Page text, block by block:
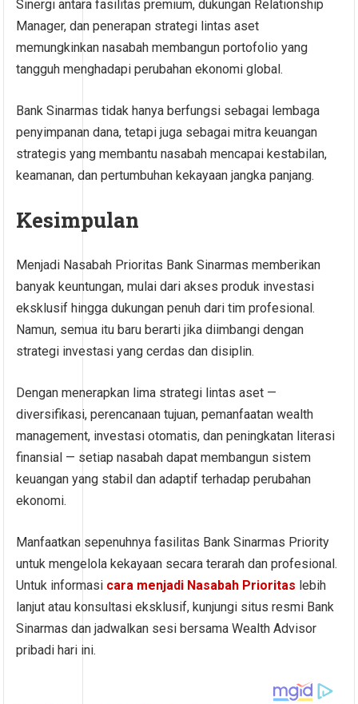
Sinergi antara fasilitas premium, dukungan Relationship
Manager, dan penerapan strategi lintas aset
memungkinkan nasabah membangun portofolio yang
tangguh menghadapi perubahan ekonomi global.
Bank Sinarmas tidak hanya berfungsi sebagai lembaga
penyimpanan dana, tetapi juga sebagai mitra keuangan
strategis yang membantu nasabah mencapai kestabilan,
keamanan, dan pertumbuhan kekayaan jangka panjang.
Kesimpulan
Menjadi Nasabah Prioritas Bank Sinarmas memberikan
banyak keuntungan, mulai dari akses produk investasi
eksklusif hingga dukungan penuh dari tim profesional.
Namun, semua itu baru berarti jika diimbangi dengan
strategi investasi yang cerdas dan disiplin.
Dengan menerapkan lima strategi lintas aset —
diversifikasi, perencanaan tujuan, pemanfaatan wealth
management, investasi otomatis, dan peningkatan literasi
finansial — setiap nasabah dapat membangun sistem
keuangan yang stabil dan adaptif terhadap perubahan
ekonomi.
Manfaatkan sepenuhnya fasilitas Bank Sinarmas Priority
untuk mengelola kekayaan secara terarah dan profesional.
Untuk informasi cara menjadi Nasabah Prioritas lebih
lanjut atau konsultasi eksklusif, kunjungi situs resmi Bank
Sinarmas dan jadwalkan sesi bersama Wealth Advisor
pribadi hari ini.